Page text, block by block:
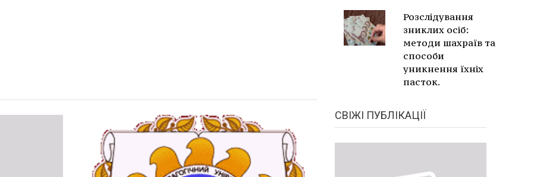
Розслідування
зниклих осіб:
методи шахраїв та
способи
уникнення їхніх
пасток.
СВІЖІ ПУБЛІКАЦІЇ